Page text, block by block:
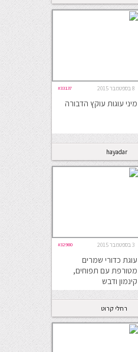
8 בספטמבר 2015 #33137
מיני עוגות עוקץ הדבורה
hayadar
3 בספטמבר 2015 #32980
עוגת כדורי שמרים
מטורפת עם תפוחים,
קינמון ודבש
רחלי קרוט